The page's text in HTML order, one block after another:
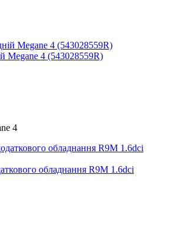
Megane 4 (543028559R)
4
обладнання R9M 1.6dci